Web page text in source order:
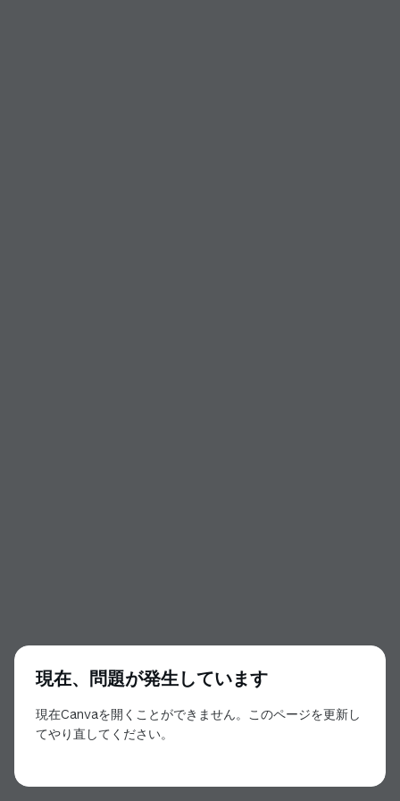
現在、問題が発生しています
現在Canvaを開くことができません。このページを更新し
てやり直してください。